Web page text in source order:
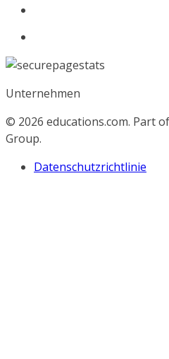
Unternehmen
© 2026 educations.com. Part
Group.
Datenschutzrichtlinie